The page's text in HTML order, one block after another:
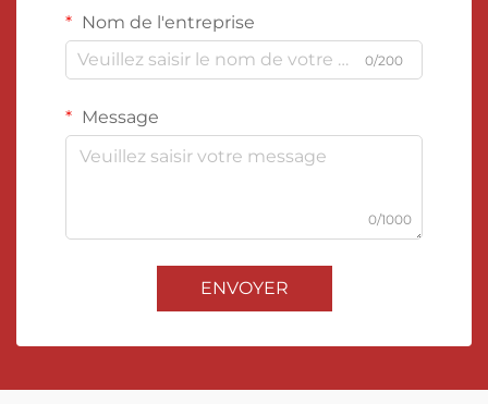
Nom de l'entreprise
0/200
Message
0/1000
ENVOYER